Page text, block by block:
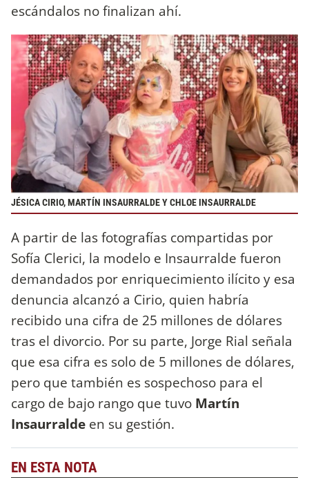
escándalos no finalizan ahí.
JÉSICA CIRIO, MARTÍN INSAURRALDE Y CHLOE INSAURRALDE
A partir de las fotografías compartidas por
Sofía Clerici, la modelo e Insaurralde fueron
demandados por enriquecimiento ilícito y esa
denuncia alcanzó a Cirio, quien habría
recibido una cifra de 25 millones de dólares
tras el divorcio. Por su parte, Jorge Rial señala
que esa cifra es solo de 5 millones de dólares,
pero que también es sospechoso para el
cargo de bajo rango que tuvo Martín
Insaurralde en su gestión.
EN ESTA NOTA